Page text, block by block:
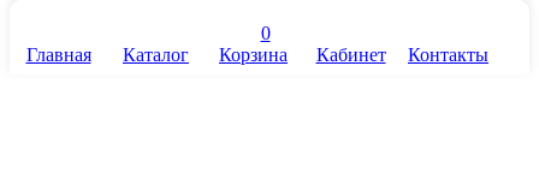
Главная Каталог
0
Корзина
Кабинет Контакты